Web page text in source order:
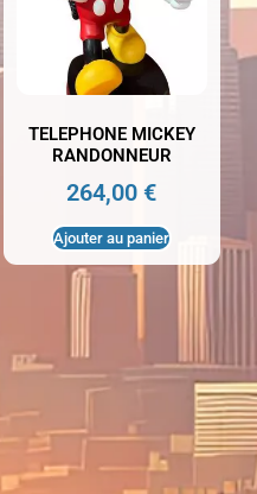
TELEPHONE MICKEY
RANDONNEUR
264,00€
Ajouter au panier